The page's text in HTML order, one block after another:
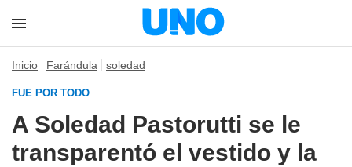
Inicio Farándula soledad
FUE POR TODO
A Soledad Pastorutti se le
transparentó el vestido y la